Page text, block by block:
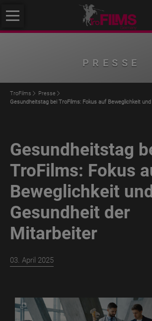
PRESSE
Navigation
überspringen
Über
uns
Philosophie
Qualität
Mittelstand
Service
Produkte
TroROUGH
TroROUGH
WET
TroROUGH
DIGITAL
TroFilms
Presse
Gesundheitstag bei TroFilms: Fokus auf Beweglichkeit
Gesundheitstag
TroFilms: Fokus
Beweglichkeit und
Gesundheit der
Mitarbeiter
03. April 2025